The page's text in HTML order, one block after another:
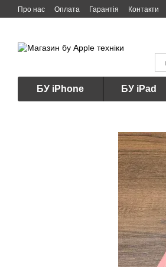
Перейти до основного контенту
Про нас Оплата Гарантія Контакти
БУ iPhone БУ iPad